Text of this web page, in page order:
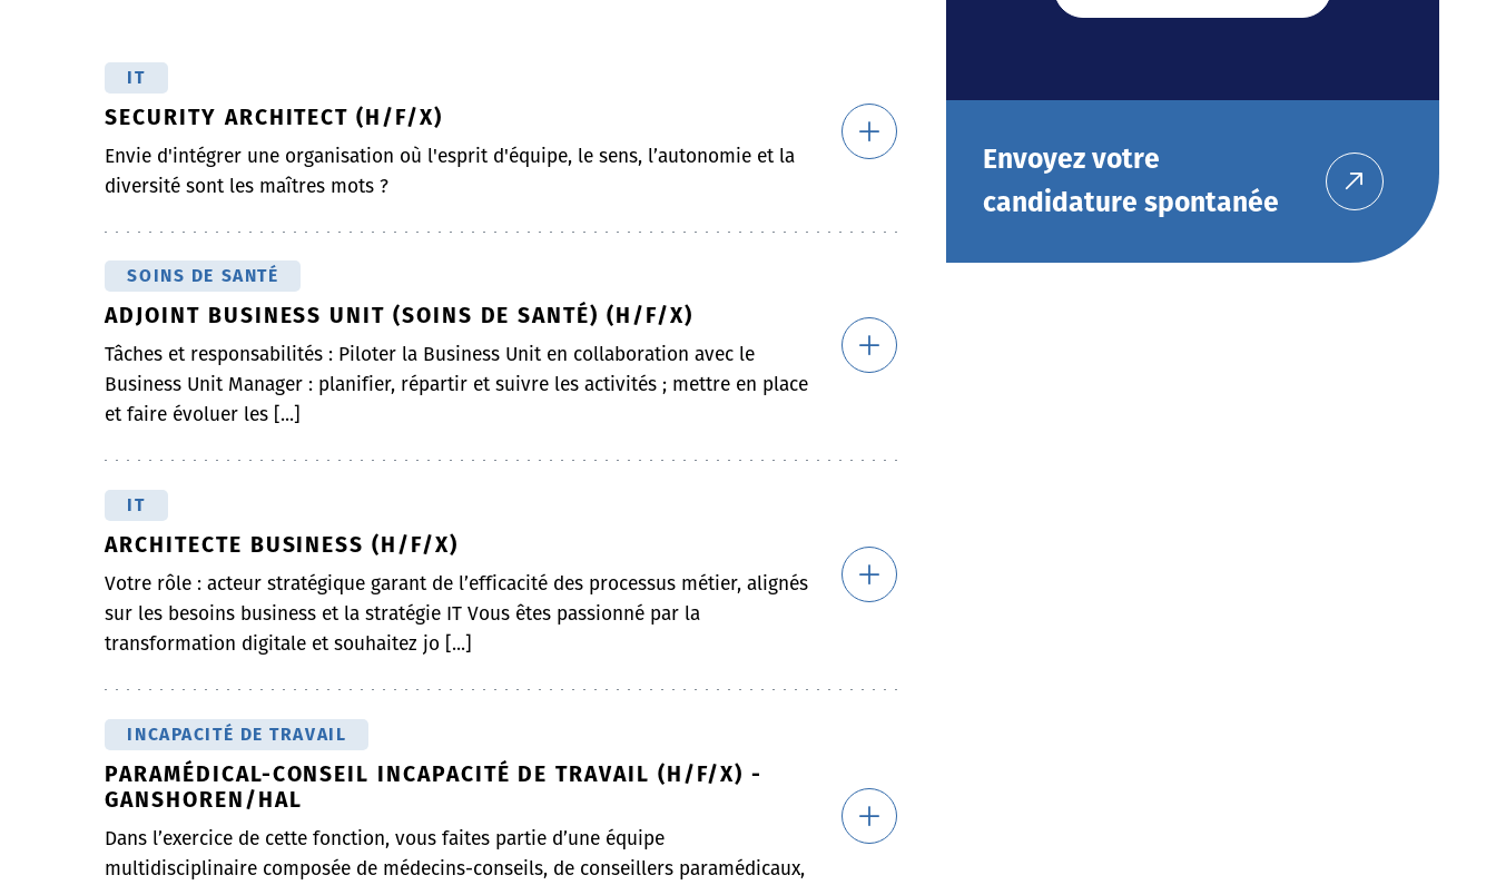
IT
SECURITY ARCHITECT (H/F/X)
Envie d'intégrer une organisation où l'esprit d'équipe, le sens, l’autonomie et la
diversité sont les maîtres mots ?
SOINS DE SANTÉ
ADJOINT BUSINESS UNIT (SOINS DE SANTÉ) (H/F/X)
Tâches et responsabilités : Piloter la Business Unit en collaboration avec le
Business Unit Manager : planifier, répartir et suivre les activités ; mettre en place
et faire évoluer les [...]
IT
ARCHITECTE BUSINESS (H/F/X)
Votre rôle : acteur stratégique garant de l’efficacité des processus métier, alignés
sur les besoins business et la stratégie IT Vous êtes passionné par la
transformation digitale et souhaitez jo [...]
INCAPACITÉ DE TRAVAIL
PARAMÉDICAL-CONSEIL INCAPACITÉ DE TRAVAIL (H/F/X) -
GANSHOREN/HAL
Dans l’exercice de cette fonction, vous faites partie d’une équipe
multidisciplinaire composée de médecins-conseils, de conseillers paramédicaux,
Envoyez votre
candidature spontanée